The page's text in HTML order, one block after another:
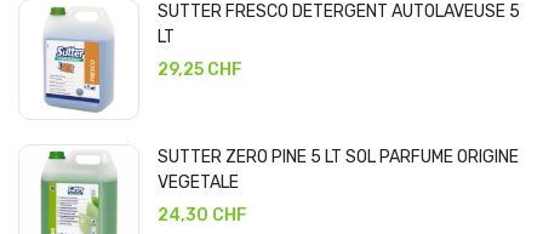
SUTTER FRESCO DETERGENT AUTOLAVEUSE 5
LT
29,25 CHF
SUTTER ZERO PINE 5 LT SOL PARFUME ORIGINE
VEGETALE
24,30 CHF